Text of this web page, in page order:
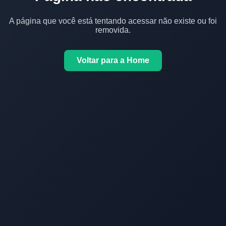
A página que você está tentando acessar não existe ou foi
removida.
Voltar para a Home